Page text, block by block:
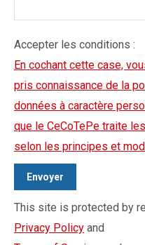
Accepter les conditions :
En cochant cette case,
pris connaissance de la
données à caractère
que le CeCoTePe traite
selon les principes et
This site is protected by
Privacy Policy and